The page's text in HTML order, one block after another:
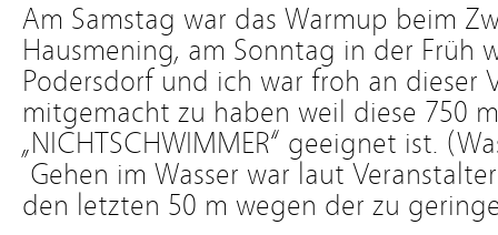
Am Samstag war das Warmup beim
Hausmening, am Sonntag in der Früh
Podersdorf und ich war froh an dieser
mitgemacht zu haben weil diese 750
„NICHTSCHWIMMER“ geeignet ist.
Gehen im Wasser war laut
den letzten 50 m wegen der zu